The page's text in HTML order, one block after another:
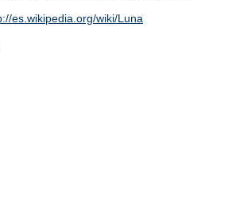
es.wikipedia.org/wiki/Luna